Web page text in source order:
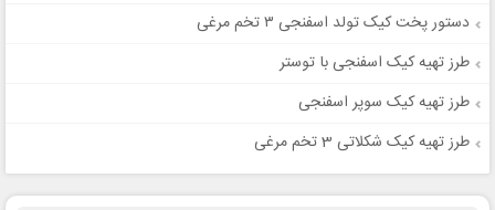
دستور پخت کیک تولد اسفنجی ۳ تخم مرغی
طرز تهیه کیک اسفنجی با توستر
طرز تهیه کیک سوپر اسفنجی
طرز تهیه کیک شکلاتی 3 تخم مرغی